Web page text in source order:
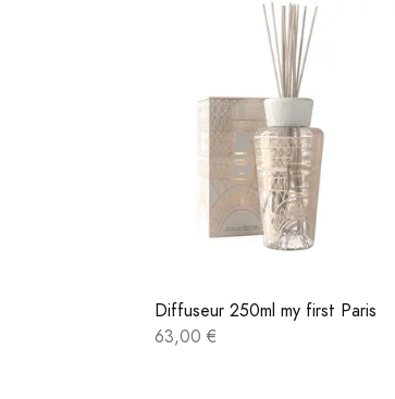
Diffuseur 250ml my first Paris
63,00 €